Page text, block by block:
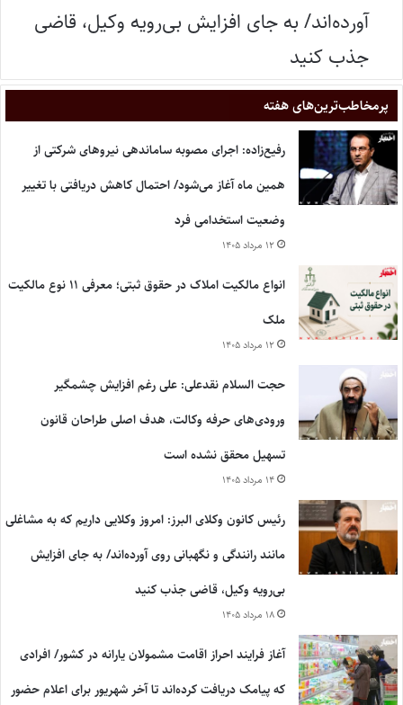
آورده‌اند/ به جای افزایش بی‌رویه وکیل، قاضی
جذب کنید
پر‌مخاطب‌ترین‌های هفته
رفیع‌زاده: اجرای مصوبه ساماندهی نیروهای شرکتی از
همین ماه آغاز می‌شود/ احتمال کاهش دریافتی با تغییر
وضعیت استخدامی فرد
۱۲ مرداد ۱۴۰۵
انواع مالکیت املاک در حقوق ثبتی؛ معرفی ۱۱ نوع مالکیت
ملک
۱۲ مرداد ۱۴۰۵
حجت السلام نقدعلی: علی رغم افزایش چشمگیر
ورودی‌های حرفه وکالت، هدف اصلی طراحان قانون
تسهیل محقق نشده است
۱۴ مرداد ۱۴۰۵
رئیس کانون وکلای البرز: امروز وکلایی داریم که به مشاغلی
مانند رانندگی و نگهبانی روی آورده‌اند/ به جای افزایش
بی‌رویه وکیل، قاضی جذب کنید
۱۸ مرداد ۱۴۰۵
آغاز فرایند احراز اقامت مشمولان یارانه در کشور/ افرادی
که پیامک دریافت کرده‌اند تا آخر شهریور برای اعلام حضور